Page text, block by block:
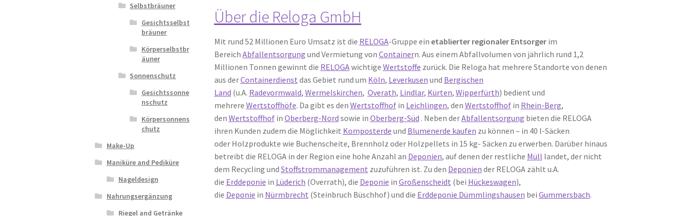
Über die Reloga GmbH
Mit rund 52 Millionen Euro Umsatz ist die RELOGA-Gruppe ein etablierter regionaler Entsorger im
Bereich Abfallentsorgung und Vermietung von Containern. Aus einem Abfallvolumen von jährlich rund 1,2
Millionen Tonnen gewinnt die RELOGAwichtige Wertstoffe zurück. Die Reloga hat mehrere Standorte von denen
aus derContainerdienst das Gebiet rund um Köln, Leverkusen und Bergischen
Land (u.A. Radevormwald, Wermelskirchen, Overath, Lindlar, Kürten, Wipperfürth) bedient und
mehrere Wertstoffhöfe. Da gibt es den Wertstoffhofin Leichlingen, den Wertstoffhofin Rhein-Berg,
den Wertstoffhofin Oberberg-Nord sowie in Oberberg-Süd . Neben derAbfallentsorgung bieten die RELOGA
ihren Kunden zudem die Möglichkeit Komposterde und Blumenerde kaufen zu können – in 40 l-Säcken
oder Holzprodukte wie Buchenscheite, Brennholz oder Holzpellets in 15 kg- Säcken zu erwerben. Darüber hinaus
betreibt die RELOGA in der Region eine hohe Anzahl an Deponien, auf denen der restliche Müll landet, der nicht
dem Recycling und Stoffstrommanagement zuzuführen ist. Zu den Deponien der RELOGA zählt u.A.
die Erddeponie in Lüderich (Overrath), die Deponie in Großenscheidt (bei Hückeswagen),
die Deponie in Nürmbrecht (Steinbruch Büschhof) und die Erddeponie Dümmlingshausen bei Gummersbach.
Selbstbräuner
Gesichtsselbst
bräuner
Körperselbstbr
äuner
Sonnenschutz
Gesichtssonne
nschutz
Körpersonnens
chutz
Make-Up
Maniküre and Pediküre
Nageldesign
Nahrungsergänzung
Riegel and Getränke